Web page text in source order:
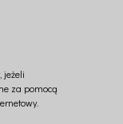
jeżeli
za pomocą